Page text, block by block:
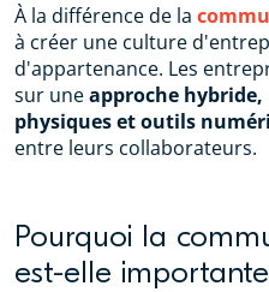
À la différence de la
à créer une culture
d'appartenance. Les
sur uneapproche
physiques et outils
entre leurs collaborateurs.
Pourquoi la
est-elle